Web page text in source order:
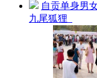
自贡单身男
九尾狐狸